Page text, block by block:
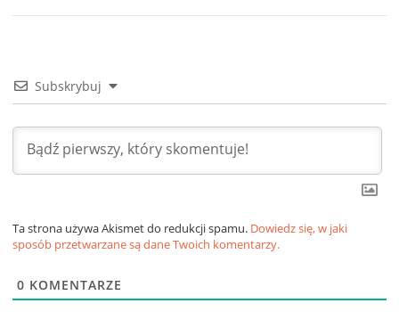
Subskrybuj
Ta strona używa Akismet do redukcji spamu. Dowiedz się, w jaki
sposób przetwarzane są dane Twoich komentarzy.
0 KOMENTARZE